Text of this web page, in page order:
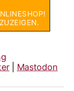
Mastodon